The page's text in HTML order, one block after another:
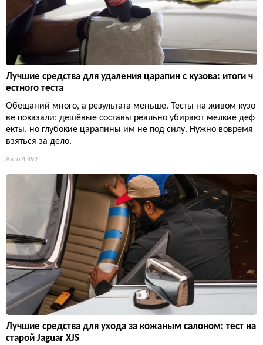
Лучшие средства для удаления царапин с кузова: итоги ч
естного теста
Обещаний много, а результата меньше. Тесты на живом кузо
ве показали: дешёвые составы реально убирают мелкие деф
екты, но глубокие царапины им не под силу. Нужно вовремя
взяться за дело.
Авто 4 492
Лучшие средства для ухода за кожаным салоном: тест на
старой Jaguar XJS